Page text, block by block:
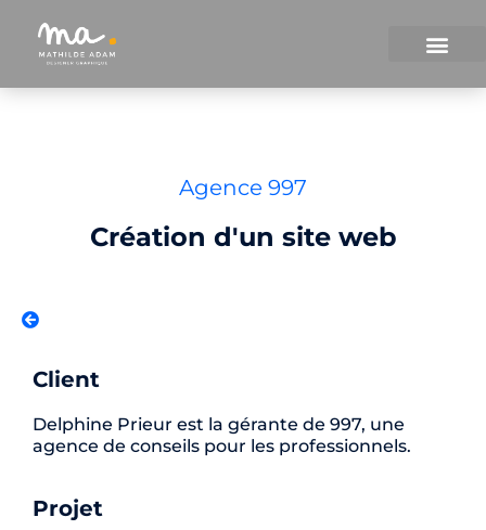
Agence 997
Création d'un site web
Client
Delphine Prieur est la gérante de 997, une
agence de conseils pour les professionnels.
Projet